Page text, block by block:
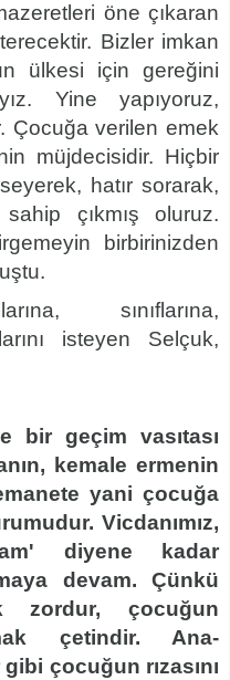
öne çıkaran
Bizler imkan
ülkesi için gereğini
Yine yapıyoruz,
Çocuğa verilen emek
müjdecisidir. Hiçbir
hatır sorarak,
çıkmış oluruz.
birbirinizden
sınıflarına,
isteyen Selçuk,
bir geçim vasıtası
kemale ermenin
yani çocuğa
Vicdanımız,
diyene kadar
devam. Çünkü
zordur, çocuğun
çetindir. Ana-
gibi çocuğun rızasını